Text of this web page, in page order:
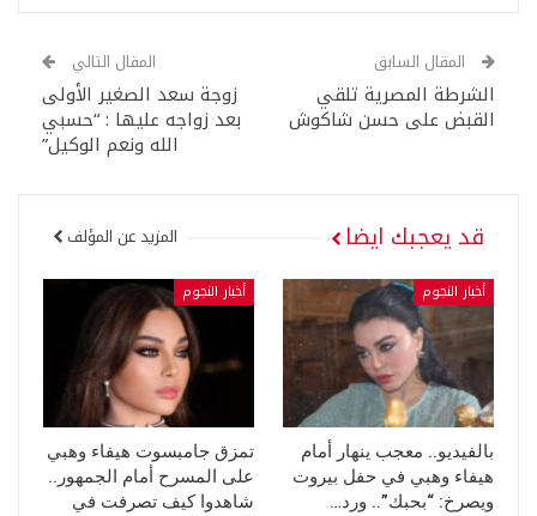
المقال السابق
الشرطة المصرية تلقي
القبض على حسن شاكوش
المقال التالي
زوجة سعد الصغير الأولى
بعد زواجه عليها : “حسبي
الله ونعم الوكيل”
قد يعجبك ايضا المزيد عن المؤلف
أخبار النجوم
بالفيديو.. معجب ينهار أمام
هيفاء وهبي في حفل بيروت
ويصرخ: “بحبك”.. ورد…
أخبار النجوم
تمزق جامبسوت هيفاء وهبي
على المسرح أمام الجمهور..
شاهدوا كيف تصرفت في